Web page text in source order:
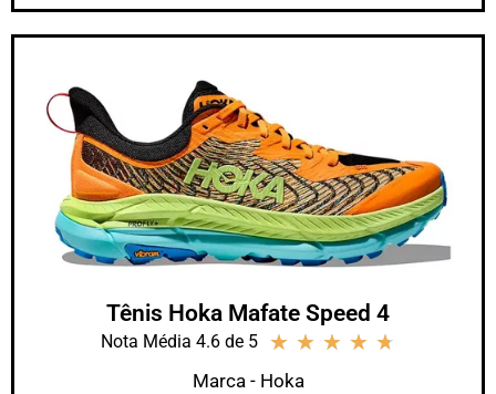
Tênis Hoka Mafate Speed 4
Nota Média 4.6 de 5 ★ ★ ★ ★ ★
Marca - Hoka